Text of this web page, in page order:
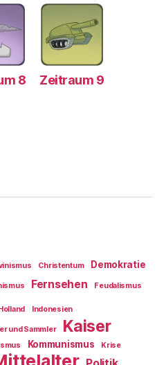
8 Zeitraum 9
Christentum Demokratie
Fernsehen Feudalismus
Indonesien
und Sammler Kaiser
Kommunismus Krise